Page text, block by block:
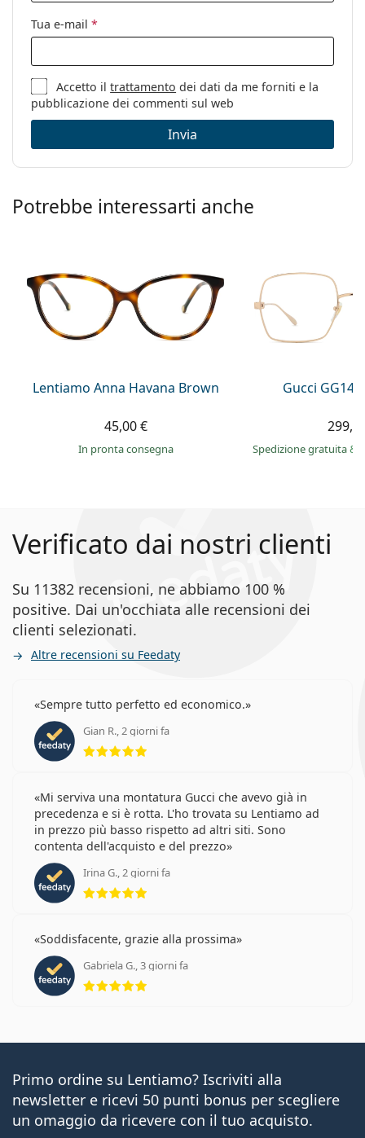
Categorie:
Occhiali da vista
Marca:
Elie Saab
Codice:
ES 050/G 2IK 16 53
Tua e-mail *
Accetto iltrattamento dei dati da me forniti e la
pubblicazione dei commenti sul web
Invia
Potrebbe interessarti anche
Lentiamo Anna Havana Brown
45,00 €
in pronta consegna
Gucci
Spedizione gratuita&
Verificato dai nostri clienti
Su 11382 recensioni, ne abbiamo 100 %
positive. Dai un'occhiata alle recensioni dei
clienti selezionati.
Altre recensioni su Feedaty
Sempre tutto perfetto ed economico.
Gian R., 2 giorni fa
Mi serviva una montatura Gucci che avevo già in
precedenza e si è rotta. L'ho trovata su Lentiamo ad
in prezzo più basso rispetto ad altri siti. Sono
contenta dell'acquisto e del prezzo
Irina G., 2 giorni fa
Soddisfacente, grazie alla prossima
Gabriela G., 3 giorni fa
valutazione 5 di 5
Primo ordine su Lentiamo? Iscriviti alla
newsletter e ricevi 50 punti bonus per scegliere
un omaggio da ricevere con il tuo acquisto.